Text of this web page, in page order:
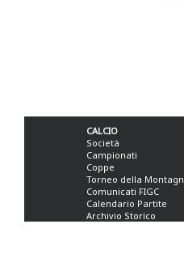
CALCIO
Società
Campionati
Coppe
Torneo della
Comunicati FIGC
Calendario Partite
Archivio Storico